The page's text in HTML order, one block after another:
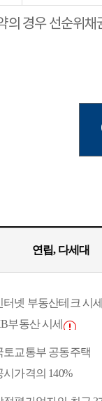
경우 선순위
연립, 다세대
터넷 부동산테크 시
부동산 시세
토교통부 공동주택
시가격의 140%